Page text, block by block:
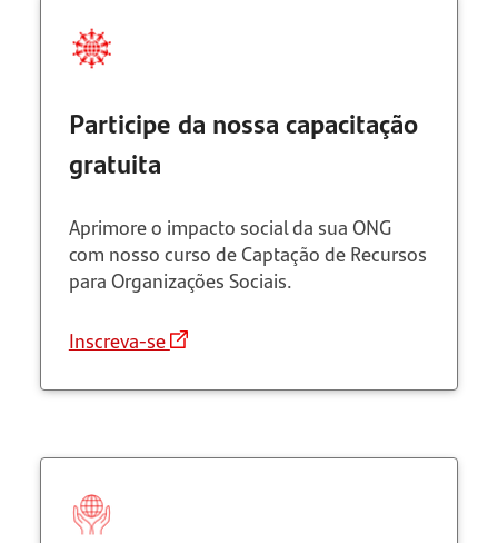
Participe da nossa capacitação
gratuita
Aprimore o impacto social da sua ONG
com nosso curso de Captação de Recursos
para Organizações Sociais.
Inscreva-se